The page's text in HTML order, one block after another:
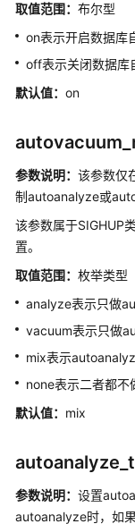
10.x）
发
指
中
式
_V2.0-
发
南
（分
布
式
_V2.0-
8.x）
发
指
取值范围： 布尔型
on表示开启数据库
off表示关闭数据库
默认值： on
参数说明： 该参数仅
制autoanalyze或
该参数属于SIGHUP
置。
取值范围： 枚举类型
analyze表示只做
vacuum表示只做
mix表示
none表示二者都不
默认值： mix
参数说明： 设置
autoanalyze时，如